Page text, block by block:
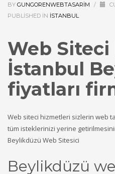
BY GUNGORENWEBTASARIM /
PUBLISHED IN ISTANBUL
Web
İstanbul
fiyatları
Web siteci hizmetleri sizlerin web
tüm isteklerinizi yerine
Beylikdüzü Web Sitesici
Beylikdüzü